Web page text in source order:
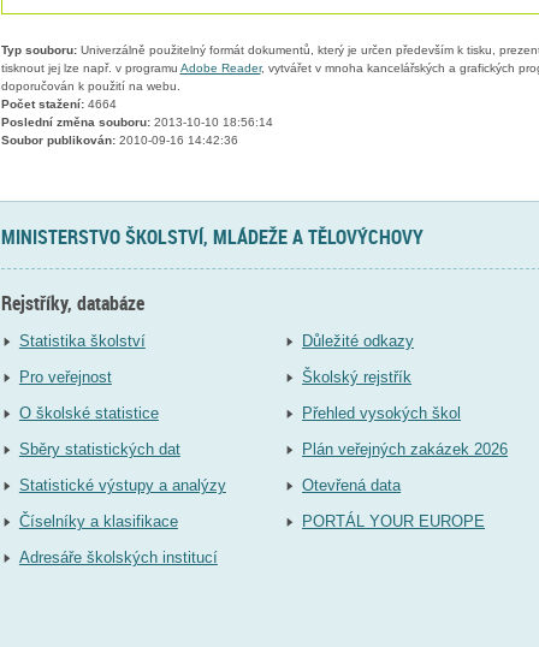
Typ souboru:Univerzálně použitelný formát dokumentů, který je určen především k tisku,
tisknout jej lze např. v programu Adobe Reader, vytvářet v mnoha kancelářských a grafických
doporučován k použití na webu.
Počet stažení:4664
Poslední změna souboru:2013-10-10 18:56:14
Soubor publikován:2010-09-16 14:42:36
MINISTERSTVO ŠKOLSTVÍ, MLÁDEŽE A TĚLOVÝCHOVY
Rejstříky, databáze
Statistika školství
Pro veřejnost
O školské statistice
Sběry statistických dat
Statistické výstupy a analýzy
Číselníky a klasifikace
Adresáře školských institucí
Důležité odkazy
Školský rejstřík
Přehled vysokých škol
Plán veřejných zakázek 2026
Otevřená data
PORTÁL YOUR EUROPE